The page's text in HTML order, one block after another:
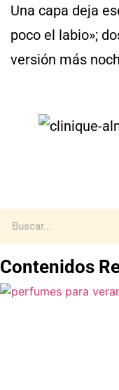
Una capa deja
poco el labio»;
versión más
Contenidos